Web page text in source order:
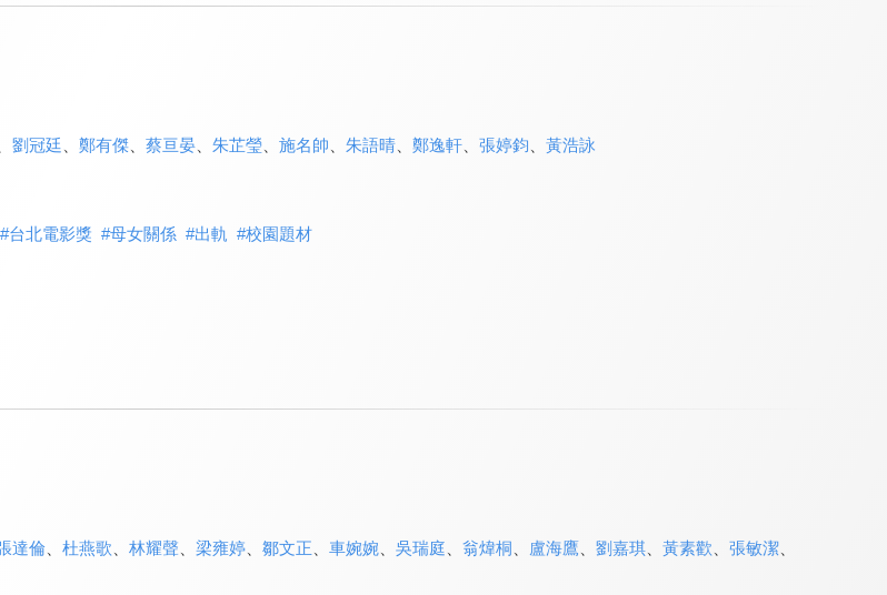
劉冠廷 鄭有傑、 蔡亘晏、 朱芷瑩、 施名帥 朱語晴、 鄭逸軒、 張婷鈞 黃浩詠
#台北電影獎 #母女關係 #出軌 #校園題材
達倫、 杜燕歌 林耀聲 梁雍婷、 鄒文正 車婉婉、 吳瑞庭 翁煒桐 盧海鷹、 劉嘉琪、 黃素歡 張敏潔、